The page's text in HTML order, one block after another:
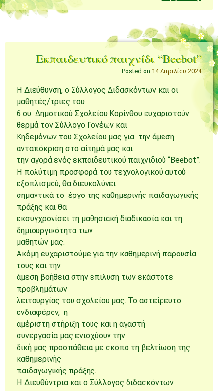
Εκπαιδευτικό παιχνίδι “Beebot”
Posted on 14 Απριλίου 2024
Η Διεύθυνση, ο Σύλλογος Διδασκόντων και οι
μαθητές/τριες του
6 ου Δημοτικού Σχολείου Κορίνθου ευχαριστούν
θερμά τον Σύλλογο Γονέων και
Κηδεμόνων του Σχολείου μας για την άμεση
ανταπόκριση στο αίτημά μας και
την αγορά ενός εκπαιδευτικού παιχνιδιού “Beebot”.
Η πολύτιμη προσφορά του τεχνολογικού αυτού
εξοπλισμού, θα διευκολύνει
σημαντικά το έργο της καθημερινής παιδαγωγικής
πράξης και θα
εκσυγχρονίσει τη μαθησιακή διαδικασία και τη
δημιουργικότητα των
μαθητών μας.
Ακόμη ευχαριστούμε για την καθημερινή παρουσία
τους και την
άμεση βοήθεια στην επίλυση των εκάστοτε
προβλημάτων
λειτουργίας του σχολείου μας. Το αστείρευτο
ενδιαφέρον, η
αμέριστη στήριξη τους και η αγαστή
συνεργασία μας ενισχύουν την
δική μας προσπάθεια με σκοπό τη βελτίωση της
καθημερινής
παιδαγωγικής πράξης.
Η Διευθύντρια και ο Σύλλογος διδασκόντων